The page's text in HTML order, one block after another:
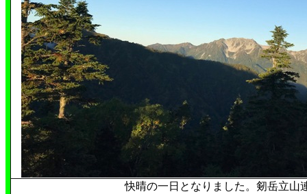
快晴の一日となりました。剱岳立山